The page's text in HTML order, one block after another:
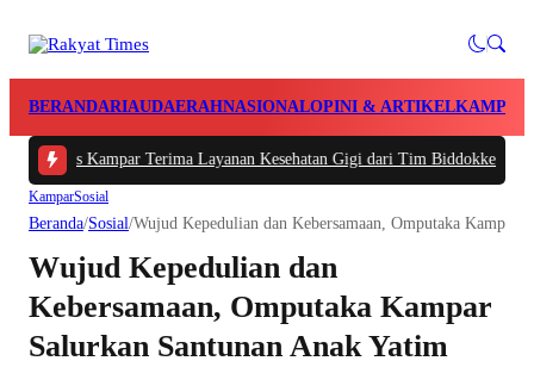
BERANDARIAUDAERAHNASIONALOPINI & ARTIKELKAMPAR
Kampar Terima Layanan Kesehatan Gigi dari Tim Biddokkes Polda
KamparSosial
Beranda/Sosial/Wujud Kepedulian dan Kebersamaan, Omputaka Kampar
Wujud Kepedulian dan
Kebersamaan, Omputaka Kampar
Salurkan Santunan Anak Yatim